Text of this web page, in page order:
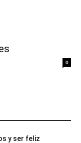
0
y ser feliz